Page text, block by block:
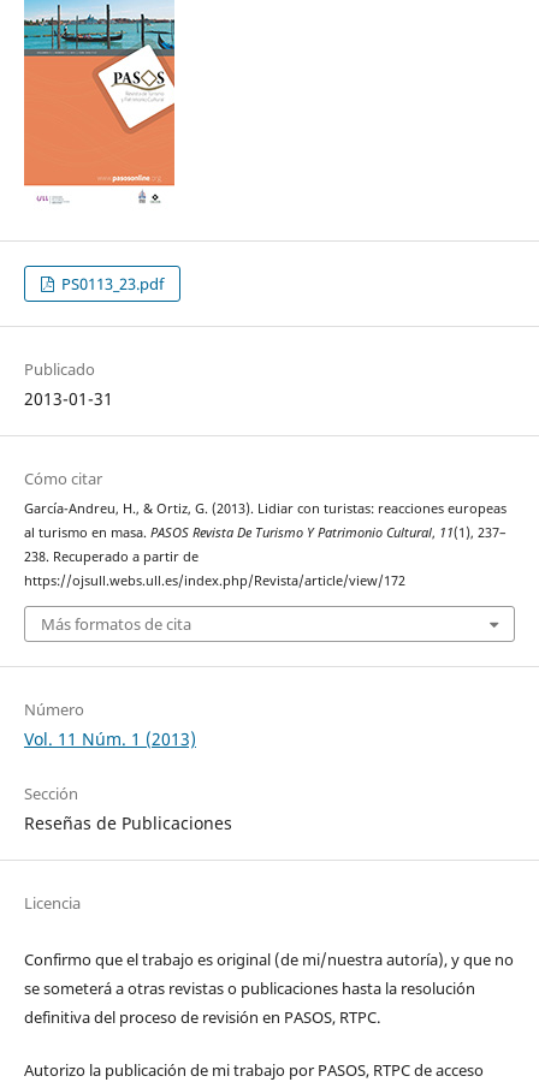
PS0113_23.pdf
Publicado
2013-01-31
Cómo citar
García-Andreu, H., & Ortiz, G. (2013). Lidiar con turistas: reacciones europeas
al turismo en masa. PASOS Revista De Turismo Y Patrimonio Cultural, 11(1), 237–
238. Recuperado a partir de
https://ojsull.webs.ull.es/index.php/Revista/article/view/172
Más formatos de cita
Número
Vol. 11 Núm. 1 (2013)
Sección
Reseñas de Publicaciones
Licencia
Confirmo que el trabajo es original (de mi/nuestra autoría), y que no
se someterá a otras revistas o publicaciones hasta la resolución
definitiva del proceso de revisión en PASOS, RTPC.
Autorizo la publicación de mi trabajo por PASOS, RTPC de acceso